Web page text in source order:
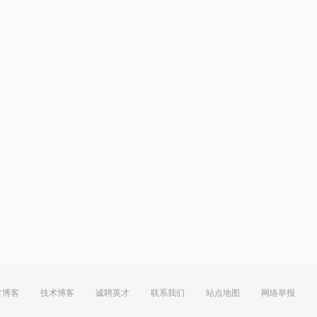
博客 技术博客 诚聘英才 联系我们 站点地图 网络举报